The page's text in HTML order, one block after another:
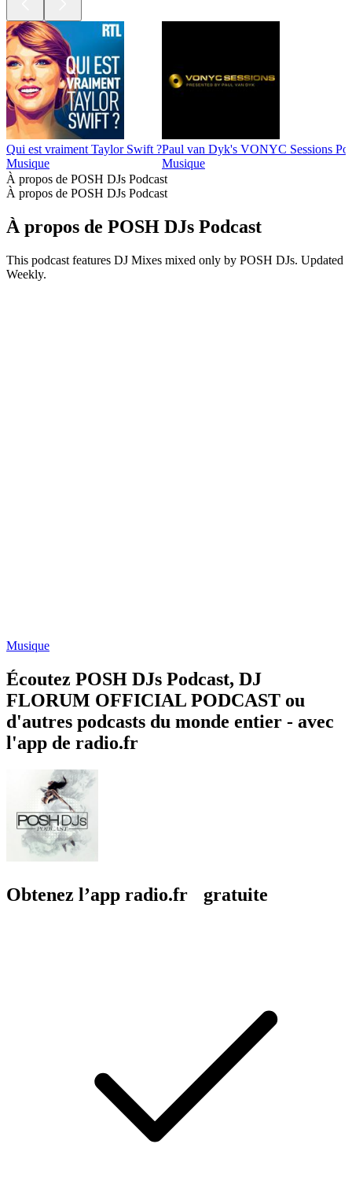
Qui est vraiment Taylor Swift ?
Musique
Paul van Dyk's VONYC Sessions
Musique
À propos de POSH DJs Podcast
À propos de POSH DJs Podcast
À propos de POSH DJs Podcast
This podcast features DJ Mixes mixed only by POSH DJs. Updated
Weekly.
Musique
Écoutez POSH DJs Podcast, DJ
FLORUM OFFICIAL PODCAST ou
d'autres podcasts du monde entier - avec
l'app de radio.fr
Obtenez l’app radio.fr gratuite